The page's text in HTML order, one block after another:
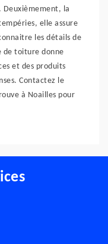
Deuxièmement, la
elle assure
les détails de
de toiture donne
et des produits
Contactez le
à Noailles pour